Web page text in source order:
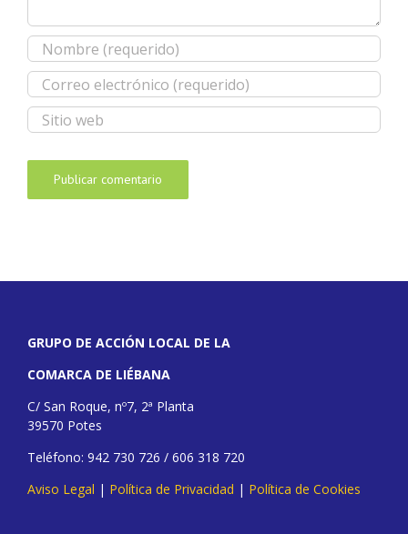
GRUPO DE ACCIÓN LOCAL DE LA
COMARCA DE LIÉBANA
C/ San Roque, nº7, 2ª Planta
39570 Potes
Teléfono: 942 730 726 / 606 318 720
Aviso Legal | Política de Privacidad | Política de Cookies